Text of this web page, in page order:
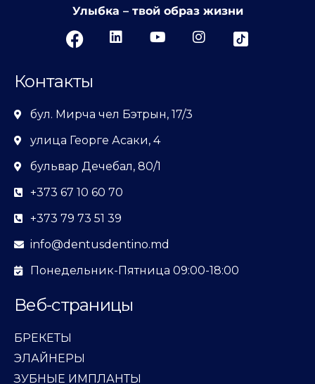
Улыбка – твой образ жизни
Контакты
бул. Мирча чел Бэтрын, 17/3
улица Георге Асаки, 4
бульвар Дечебал, 80/1
+373 67 10 60 70
+373 79 73 51 39
info@dentusdentino.md
Понедельник-Пятница 09:00-18:00
Веб-страницы
БРЕКЕТЫ
ЭЛАЙНЕРЫ
ЗУБНЫЕ ИМПЛАНТЫ